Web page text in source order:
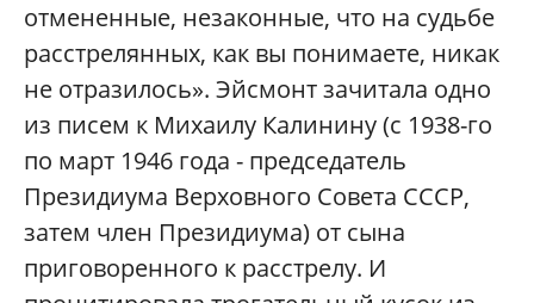
отмененные, незаконные, что на судьбе
расстрелянных, как вы понимаете, никак
не отразилось». Эйсмонт зачитала одно
из писем к Михаилу Калинину (с 1938-го
по март 1946 года - председатель
Президиума Верховного Совета СССР,
затем член Президиума) от сына
приговоренного к расстрелу. И